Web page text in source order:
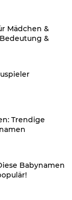
Mädchen &
&
Trendige
Babynamen